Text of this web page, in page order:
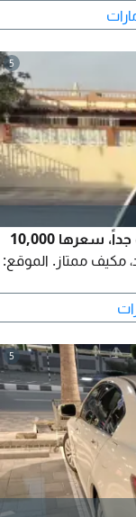
5
لانسر موديل 2011 للبيع، ممتازة واقتصادية جداً، سعرها 10,000
مكيف ممتاز. الموقع:
5